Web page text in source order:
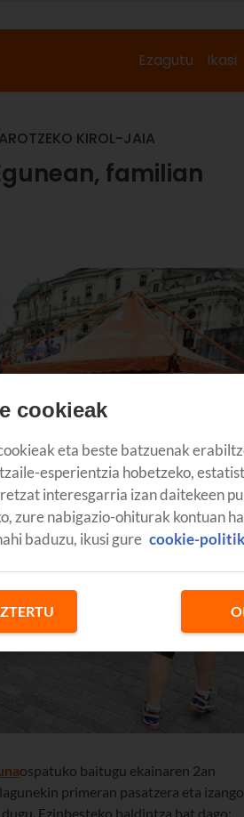
Ezagutu Ikasi
KIROL-JAIA
familian
ospatuko baitugu ekainaren 2an
primeran pasatzera eta izango
Ezinbesteko baldintza bat dago:
cookieak
eta beste batzuenak
esperientzia hobetzeko,
interesgarria izan daitekeen
zure nabigazio-ohiturak kontuan
baduzu, ikusi gure cookie-